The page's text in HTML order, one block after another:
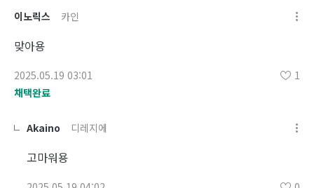
이노릭스 카인
맞아용
2025.05.19 03:01
1
채택완료
Akaino 디레지에
고마워용